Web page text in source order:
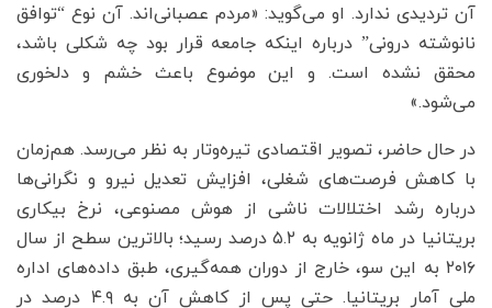
آن تردیدی ندارد. او می‌گوید: «مردم عصبانی‌اند. آن نوع “توافق
نانوشته درونی” درباره اینکه جامعه قرار بود چه شکلی باشد،
محقق نشده است. و این موضوع باعث خشم و دلخوری
می‌شود.»
در حال حاضر، تصویر اقتصادی تیره‌وتار به نظر می‌رسد. هم‌زمان
با کاهش فرصت‌های شغلی، افزایش تعدیل نیرو و نگرانی‌ها
درباره رشد اختلالات ناشی از هوش مصنوعی، نرخ بیکاری
بریتانیا در ماه ژانویه به ۵.۲ درصد رسید؛ بالاترین سطح از سال
۲۰۱۶ به این سو، خارج از دوران همه‌گیری، طبق داده‌های اداره
ملی آمار بریتانیا. حتی پس از کاهش آن به ۴.۹ درصد در